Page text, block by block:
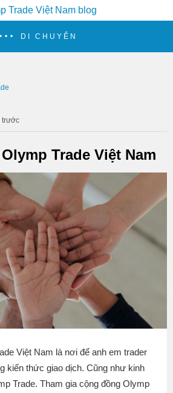
Trade Việt Nam blog
DI CHUYỂN
trước
Trade Việt Nam
Việt Nam là nơi để anh em trader
kiến thức giao dịch. Cũng như kinh
Trade. Tham gia cộng đồng Olymp